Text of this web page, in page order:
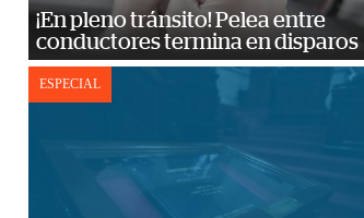
¡En pleno tránsito! Pelea entre
conductores termina en disparos
ESPECIAL